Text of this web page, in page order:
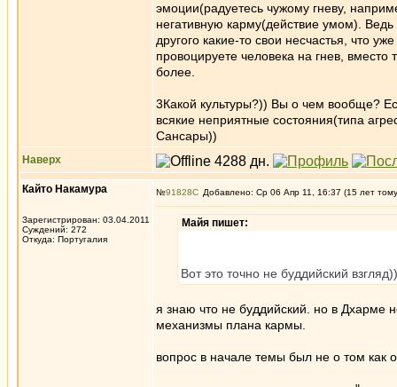
эмоции(радуетесь чужому гневу,
негативную карму(действие умом). Ведь
другого какие-то свои несчастья, что
провоцируете человека на гнев,
более.
3Какой культуры?)) Вы о чем вообще?
всякие неприятные состояния(типа
Сансары))
Наверх
Кайто Накамура
Зарегистрирован: 03.04.2011
Суждений: 272
Откуда: Португалия
№91828 Добавлено: Ср 06 Апр 11, 16:37 (15 лет
Майя пишет:
Вот это точно не буддийский взгляд))
я знаю что не буддийский. но в Дхарме
механизмы плана кармы.
вопрос в начале темы был не о том как